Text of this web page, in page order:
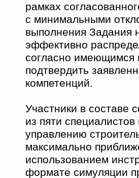
рамках
с минимальными
выполнения Задания
эффективно
согласно имеющимся
подтвердить
компетенций.
Участники в составе
из пяти
управлению
максимально
использованием
формате симуляции